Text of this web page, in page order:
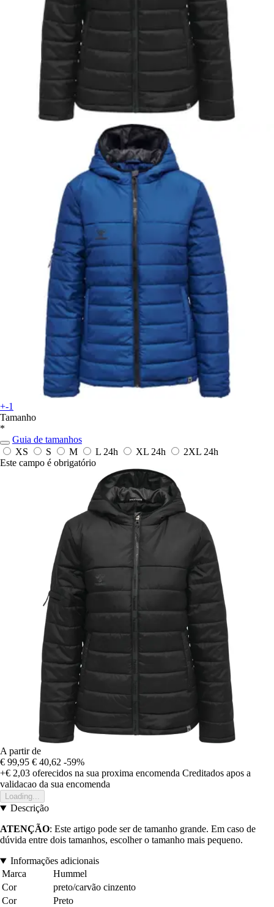
+-1
Tamanho
*
Guia de tamanhos
XS
S M L 24h XL 24h 2XL 24h
Este campo é obrigatório
A partir de
€ 99,95 € 40,62 -59%
+€ 2,03 oferecidos na sua proxima encomenda Creditados apos a
validacao da sua encomenda
Loading...
Descrição
ATENÇÃO: Este artigo pode ser de tamanho grande. Em caso de
dúvida entre dois tamanhos, escolher o tamanho mais pequeno.
Informações adicionais
Marca
Hummel
Cor
preto/carvão cinzento
Cor
Preto